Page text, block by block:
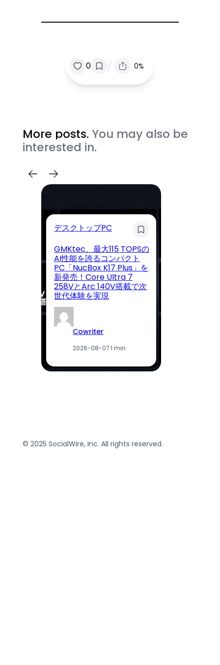
0 / 0%
More posts. You may also be
interested in.
デスクトップPC
GMKtec、最大115 TOPSの
AI性能を誇るコンパクト
PC「NucBox K17 Plus」を
新発売！Core Ultra 7
258VとArc 140V搭載で次
世代体験を実現
Cowriter
2026-08-07·1 min
© 2025 SocialWire, Inc. All rights reserved.